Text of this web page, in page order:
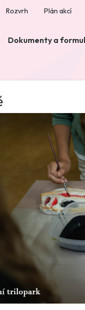
Rozvrh Plán akcí
Dokumenty a